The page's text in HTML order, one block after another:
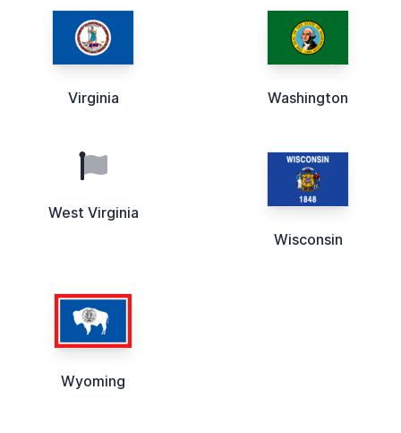
Virginia Washington
West Virginia
Wisconsin
Wyoming